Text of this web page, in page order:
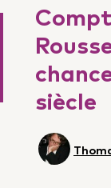
siècle